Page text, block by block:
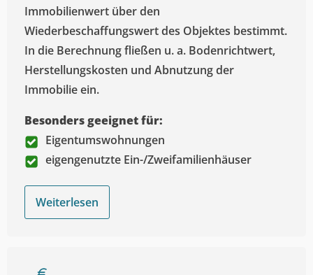
Immobilienwert über den
Wiederbeschaffungswert des Objektes bestimmt.
In die Berechnung fließen u. a. Bodenrichtwert,
Herstellungskosten und Abnutzung der
Immobilie ein.
Besonders geeignet für:
Eigentumswohnungen
eigengenutzte Ein-/Zweifamilienhäuser
Weiterlesen